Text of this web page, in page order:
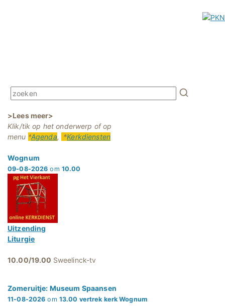
>Lees meer>
Klik/tik op het onderwerp of op
menu *Agenda, *Kerkdiensten
Wognum
09-08-2026 om 10.00
Uitzending
Liturgie
10.00/19.00 Sweelinck-tv
Zomeruitje: Museum Spaansen
11-08-2026 om 13.00 vertrek kerk Wognum